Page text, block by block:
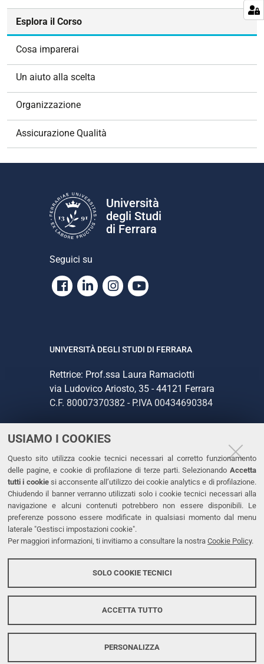
USIAMO I COOKIES
Questo sito utilizza cookie tecnici necessari al corretto funzionamento
delle pagine, e cookie di profilazione di terze parti. Selezionando Accetta
tutti i cookiesi acconsente all’utilizzo dei cookie analytics e di profilazione.
Chiudendo il banner verranno utilizzati solo i cookie tecnici necessari alla
navigazione e alcuni contenuti potrebbero non essere disponibili. Le
preferenze possono essere modificate in qualsiasi momento dal menu
laterale "Gestisci impostazioni cookie".
Per maggiori informazioni, ti invitiamo a consultare la nostra Cookie Policy.
SOLO COOKIE TECNICI
ACCETTA TUTTO
PERSONALIZZA
Esplora il Corso
Cosa imparerai
Un aiuto alla scelta
Organizzazione
Assicurazione Qualità
Università
degli Studi
di Ferrara
Seguici su
Facebook
LinkedinInstagram
Youtube
UNIVERSITÀ DEGLI STUDI DI FERRARA
Rettrice: Prof.ssa Laura Ramaciotti
via Ludovico Ariosto, 35 - 44121 Ferrara
C.F. 80007370382 - P.IVA 00434690384
CONTATTI
Tel. +39 0532 293111
Fax. +39 0532 293031
PEC
LINKS
Dichiarazione di accessibilità
Protezione dati personali